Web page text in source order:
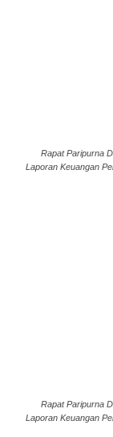
Rapat Paripurna
Laporan Keuangan
Rapat Paripurna
Laporan Keuangan